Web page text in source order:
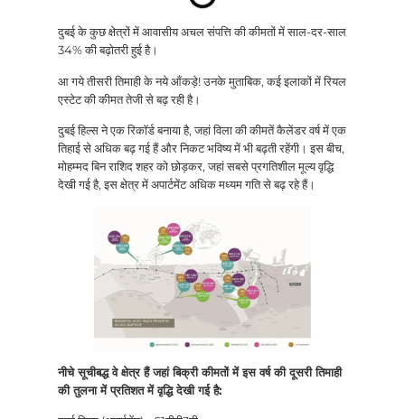
दुबई के कुछ क्षेत्रों में आवासीय अचल संपत्ति की कीमतों में साल-दर-साल
34% की बढ़ोतरी हुई है।
आ गये तीसरी तिमाही के नये आँकड़े! उनके मुताबिक, कई इलाकों में रियल
एस्टेट की कीमत तेजी से बढ़ रही है।
दुबई हिल्स ने एक रिकॉर्ड बनाया है, जहां विला की कीमतें कैलेंडर वर्ष में एक
तिहाई से अधिक बढ़ गई हैं और निकट भविष्य में भी बढ़ती रहेंगी। इस बीच,
मोहम्मद बिन राशिद शहर को छोड़कर, जहां सबसे प्रगतिशील मूल्य वृद्धि
देखी गई है, इस क्षेत्र में अपार्टमेंट अधिक मध्यम गति से बढ़ रहे हैं।
नीचे सूचीबद्ध वे क्षेत्र हैं जहां बिक्री कीमतों में इस वर्ष की दूसरी तिमाही
की तुलना में प्रतिशत में वृद्धि देखी गई है: